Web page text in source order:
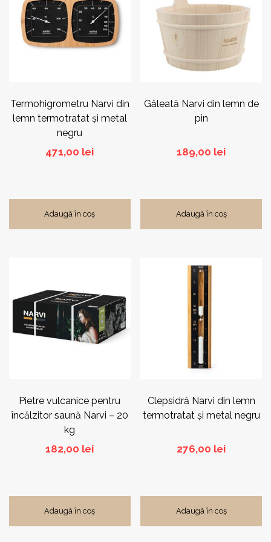
Termohigrometru Narvi din
lemn termotratat și metal
negru
471,00 lei
Adaugă în coș
Găleată Narvi din lemn de
pin
189,00 lei
Adaugă în coș
Pietre vulcanice pentru
încălzitor saună Narvi – 20
kg
182,00 lei
Adaugă în coș
Clepsidră Narvi din lemn
termotratat și metal negru
276,00 lei
Adaugă în coș